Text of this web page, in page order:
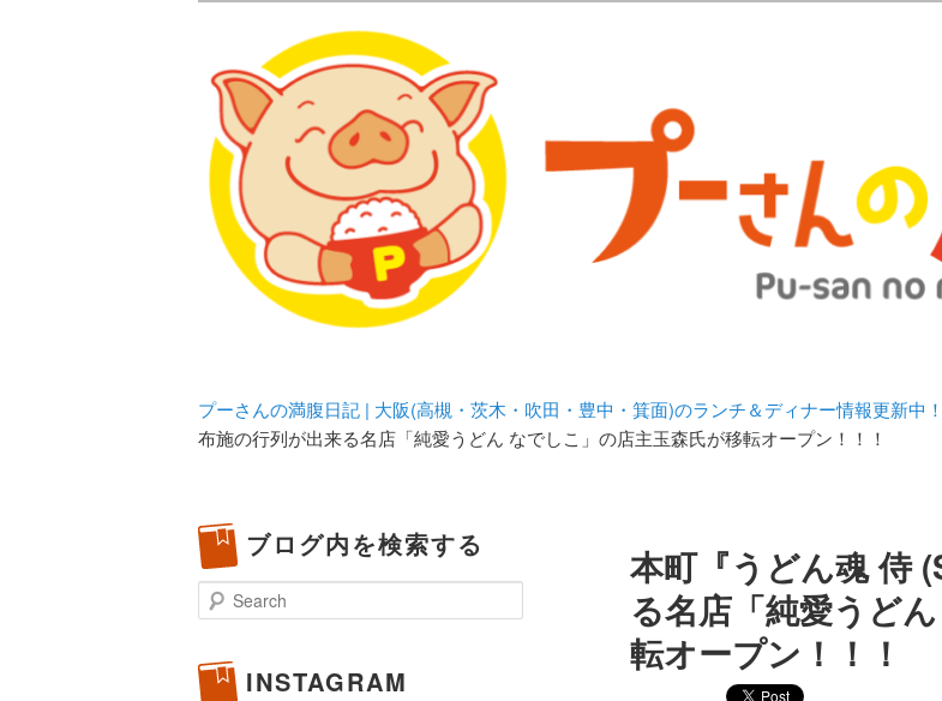
プーさんの満腹日記 | 大阪(高槻・茨木・
豊中・箕面)のランチ＆ディナー情報更
化してます。
プーさんの満腹日記 | 大阪(高槻・茨木・吹田・豊中・箕面)のランチ＆ディナー情報更新中
布施の行列が出来る名店「純愛うどん なでしこ」の店主玉森氏が移転オープン！！！
本町『うどん魂 侍
る名店「純愛うど
転オープン！！！
ブログ内を検索する
Search
INSTAGRAM